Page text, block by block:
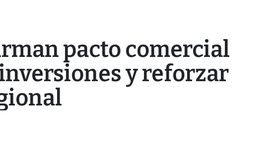
pacto comercial
y reforzar